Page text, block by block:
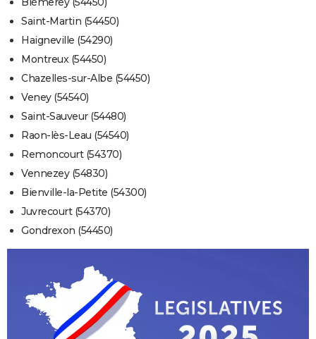
Saint-Martin (54450)
Haigneville (54290)
Montreux (54450)
Chazelles-sur-Albe (54450)
Veney (54540)
Saint-Sauveur (54480)
Raon-lès-Leau (54540)
Remoncourt (54370)
Vennezey (54830)
Bienville-la-Petite (54300)
Juvrecourt (54370)
Gondrexon (54450)